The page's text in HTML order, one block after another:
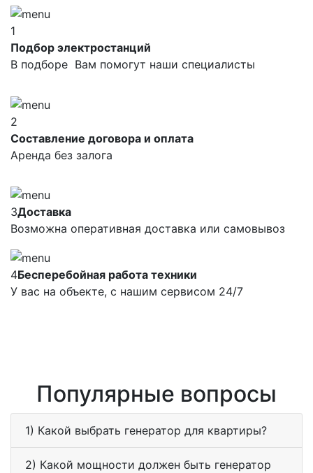
1
Подбор электростанций
В подборе Вам помогут наши специалисты
2
Составление договора и оплата
Аренда без залога
3Доставка
Возможна оперативная доставка или самовывоз
4Бесперебойная работа техники
У вас на объекте, с нашим сервисом 24/7
Популярные вопросы
1) Какой выбрать генератор для квартиры?
2) Какой мощности должен быть генератор